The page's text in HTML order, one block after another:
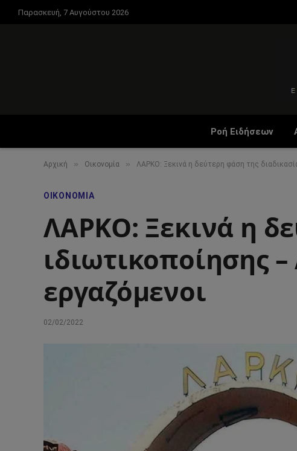
Παρασκευή, 7 Αυγούστου 2026
Ροή Ειδήσεων
Αρχική » Οικονομία » ΛΑΡΚΟ: Ξεκινά η δεύτερη φάση της
ΟΙΚΟΝΟΜΊΑ
ΛΑΡΚΟ: Ξεκινά η
ιδιωτικοποίησης
εργαζόμενοι
02/02/2022